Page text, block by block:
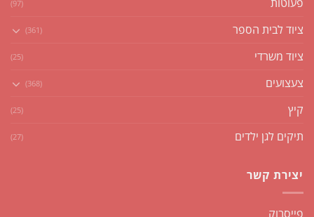
(97)
ציוד לבית הספר (361)
ציוד משרדי (25)
צעצועים (368)
קיץ (25)
תיקים לגן ילדים (27)
יצירת קשר
פייסבוק